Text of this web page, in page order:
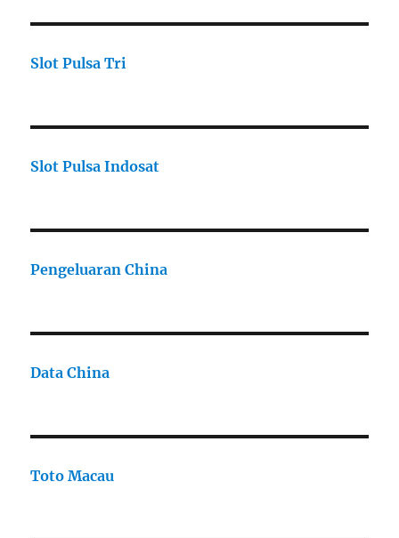
Slot Pulsa Tri
Slot Pulsa Indosat
Pengeluaran China
Data China
Toto Macau